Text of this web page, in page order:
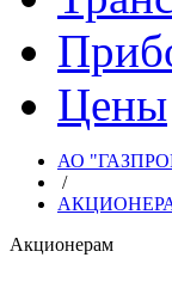
Цены
АО
/
Акционерам